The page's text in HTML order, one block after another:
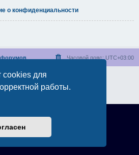
cookies для
работы.
о конфиденциальности
Часовой пояс: UTC+03:00
phpBB® Forum Software © phpBB Limited
поддержка phpBB